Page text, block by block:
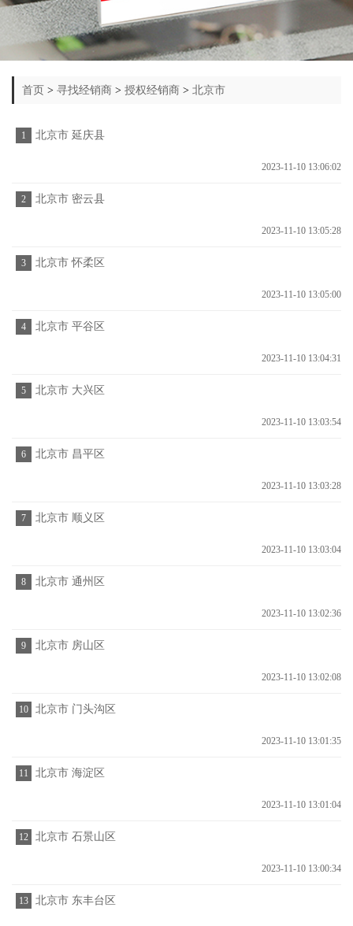
首页 > 寻找经销商 > 授权经销商 > 北京市
1 北京市 延庆县
2023-11-10 13:06:02
2 北京市 密云县
2023-11-10 13:05:28
3 北京市 怀柔区
2023-11-10 13:05:00
4 北京市 平谷区
2023-11-10 13:04:31
5 北京市 大兴区
2023-11-10 13:03:54
6 北京市 昌平区
2023-11-10 13:03:28
7 北京市 顺义区
2023-11-10 13:03:04
8 北京市 通州区
2023-11-10 13:02:36
9 北京市 房山区
2023-11-10 13:02:08
10 北京市 门头沟区
2023-11-10 13:01:35
11 北京市 海淀区
2023-11-10 13:01:04
12 北京市 石景山区
2023-11-10 13:00:34
13 北京市 东丰台区